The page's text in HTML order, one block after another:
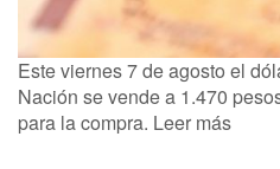
Este viernes 7 de agosto el
Nación se vende a 1.470
para la compra. Leer más